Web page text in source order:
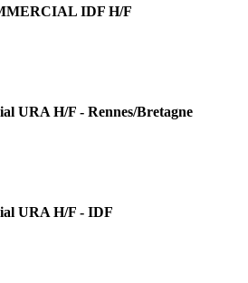
IDF H/F
URA H/F - Rennes/Bretagne
URA H/F - IDF